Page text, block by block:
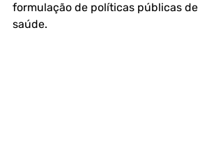
formulação de políticas públicas de
saúde.